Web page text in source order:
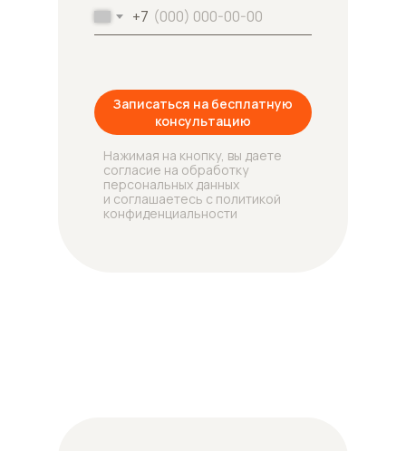
Нажимая на кнопку, вы даете
согласие на обработку
персональных данных
и соглашаетесь с политикой
конфиденциальности
+7
Записаться на бесплатную
консультацию